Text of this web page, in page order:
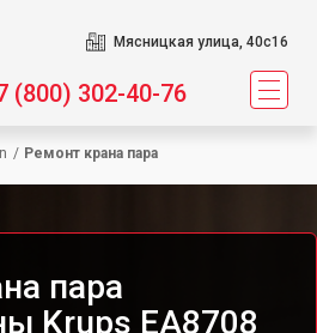
Мясницкая улица, 40с16
(800) 302-40-76
/ Ремонт крана пара
пара
Krups EA8708